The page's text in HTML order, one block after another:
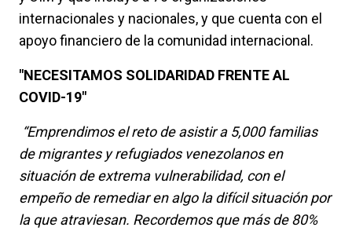
internacionales y nacionales, y que cuenta con el
apoyo financiero de la comunidad internacional.
"NECESITAMOS SOLIDARIDAD FRENTE AL
COVID-19"
“Emprendimos el reto de asistir a 5,000 familias
de migrantes y refugiados venezolanos en
situación de extrema vulnerabilidad, con el
empeño de remediar en algo la difícil situación por
la que atraviesan. Recordemos que más de 80%